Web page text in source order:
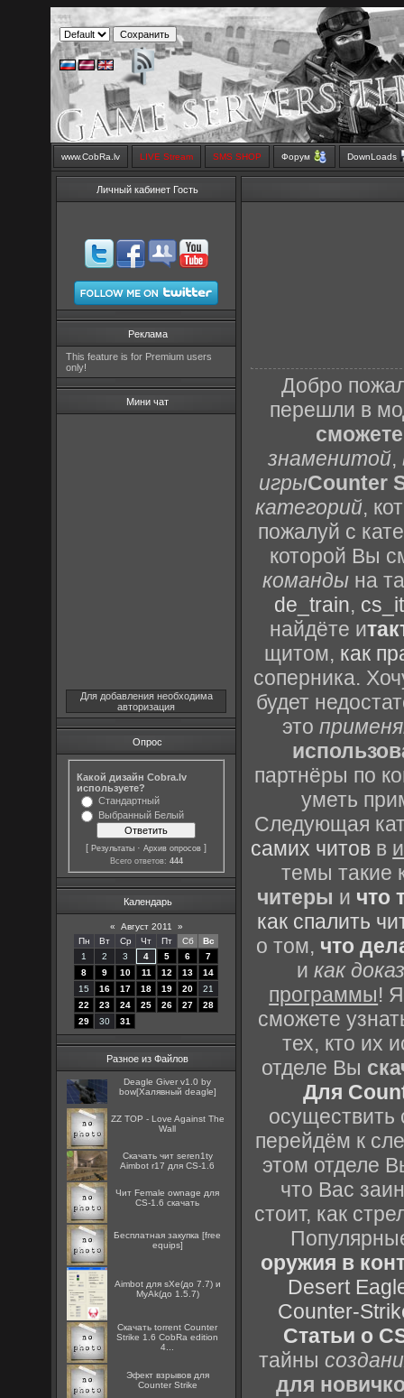
www.CobRa.lv LIVE Stream SMS SHOP Форум DownLoads
Личный кабинет Гость
Реклама
This feature is for Premium users
only!
Мини чат
Для добавления необходима
авторизация
Опрос
Какой дизайн Cobra.lv
используете?
Стандартный
Выбранный Белый
[Результаты ·Архив опросов ]
Всего ответов: 444
Календарь
« Август 2011
»
Пн
Вт Ср Чт Пт Сб
Вс
1
2 3 4 5 6
7
8
9 10 11 12 13
14
15
16 17 18 19 20
21
22
23 24 25 26 27
28
29
30 31
Разное из Файлов
Deagle Giver v1.0 by
bow[Халявный deagle]
ZZ TOP - Love Against The
Wall
Скачать чит seren1ty
Aimbot r17 для CS-1.6
Чит Female ownage для
CS-1.6 скачать
Бесплатная закупка [free
equips]
Aimbot для sXe(до 7.7) и
MyAk(до 1.5.7)
Скачать torrent Counter
Strike 1.6 CobRa edition
4...
Эфект взрывов для
Counter Strike
Добро
перешли в
знаменитой,
игрыCounter
категорий,
пожалуй с
которой Вы
команды на
de_train,
найдёте и
щитом, как
соперника.
будет
это
партнёры по
уметь
Следующая
самих читов в
темы такие
читеры и что
как спалить
о том, что
икак
программы!
сможете
тех, кто их
отделе Вы
Для
осуществить
перейдём к
этом отделе
что Вас
стоит, как
оружия в
Desert
Counter-
Статьи о
тайны
для